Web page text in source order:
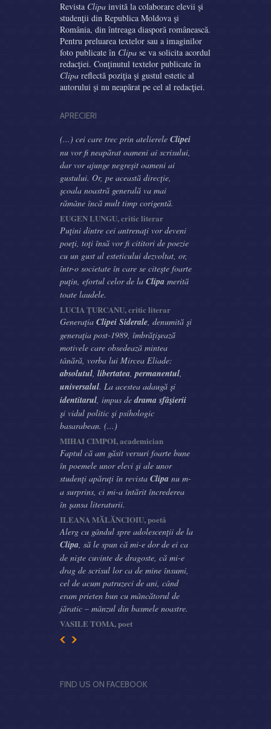
Revista Clipa invită la colaborare elevii şi
studenţii din Republica Moldova şi
România, din întreaga diasporă românească.
Pentru preluarea textelor sau a imaginilor
foto publicate în Clipa se va solicita acordul
redacţiei. Conţinutul textelor publicate în
Clipa reflectă poziţia şi gustul estetic al
autorului şi nu neapărat pe cel al redacţiei.
APRECIERI
(...) cei care trec prin atelierele Clipei
nu vor fi neapărat oameni ai scrisului,
dar vor ajunge negreşit oameni ai
gustului. Or, pe această direcţie,
şcoala noastră generală va mai
rămâne încă mult timp corigentă.
EUGEN LUNGU, critic literar
Puţini dintre cei antrenaţi vor deveni
poeţi, toţi însă vor fi cititori de poezie
cu un gust al esteticului dezvoltat, or,
într-o societate în care se citeşte foarte
puţin, efortul celor de la Clipa merită
toate laudele.
LUCIA ŢURCANU, critic literar
Generaţia Clipei Siderale, denumită şi
generaţia post-1989, îmbrăţişează
motivele care obsedează mintea
tânără, vorba lui Mircea Eliade:
absolutul, libertatea,permanentul,
universalul. La acestea adaugă şi
identitarul, impus dedrama sfâşierii
şi vidul politic şi psihologic
basarabean. (...)
MIHAI CIMPOI, academician
Faptul că am găsit versuri foarte bune
în poemele unor elevi şi ale unor
studenţi apăruţi în revista Clipa nu m-
a surprins, ci mi-a întărit încrederea
în şansa literaturii.
ILEANA MĂLĂNCIOIU, poetă
Alerg cu gândul spre adolescenţii de la
Clipa, să le spun că mi-e dor de ei ca
de nişte cuvinte de dragoste, că mi-e
drag de scrisul lor ca de mine însumi,
cel de acum patruzeci de ani, când
eram prieten bun cu mâncătorul de
jăratic – mânzul din basmele noastre.
VASILE TOMA, poet
FIND US ON FACEBOOK